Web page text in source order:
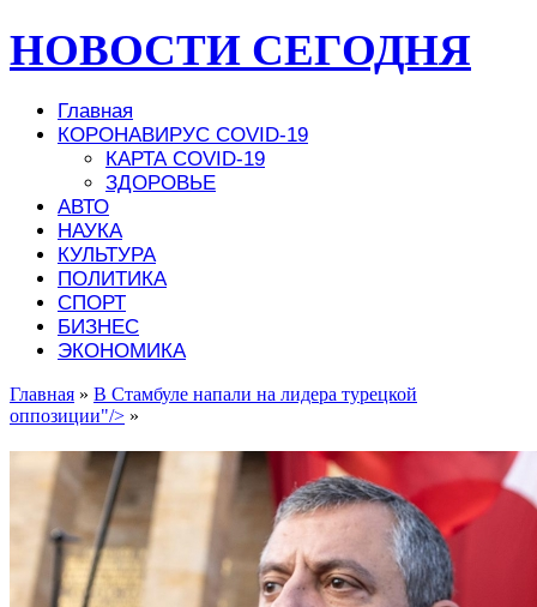
НОВОСТИ СЕГОДНЯ
Главная
КОРОНАВИРУС COVID-19
КАРТА COVID-19
ЗДОРОВЬЕ
АВТО
НАУКА
КУЛЬТУРА
ПОЛИТИКА
СПОРТ
БИЗНЕС
ЭКОНОМИКА
Главная » В Стамбуле напали на лидера турецкой
оппозиции"/> »